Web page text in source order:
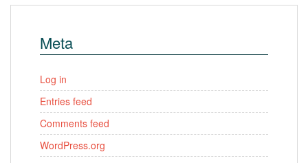
Meta
Log in
Entries feed
Comments feed
WordPress.org